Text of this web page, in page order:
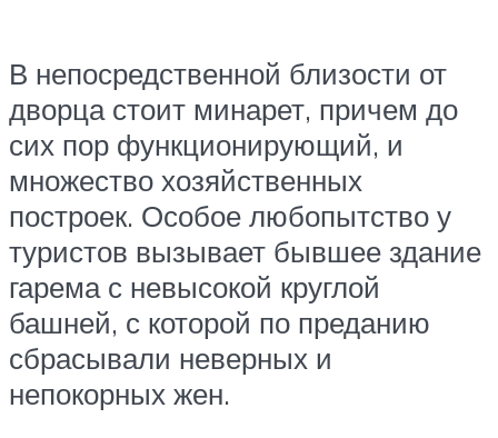
В непосредственной близости от
дворца стоит минарет, причем до
сих пор функционирующий, и
множество хозяйственных
построек. Особое любопытство у
туристов вызывает бывшее здание
гарема с невысокой круглой
башней, с которой по преданию
сбрасывали неверных и
непокорных жен.